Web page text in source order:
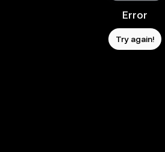
Error
Try again!